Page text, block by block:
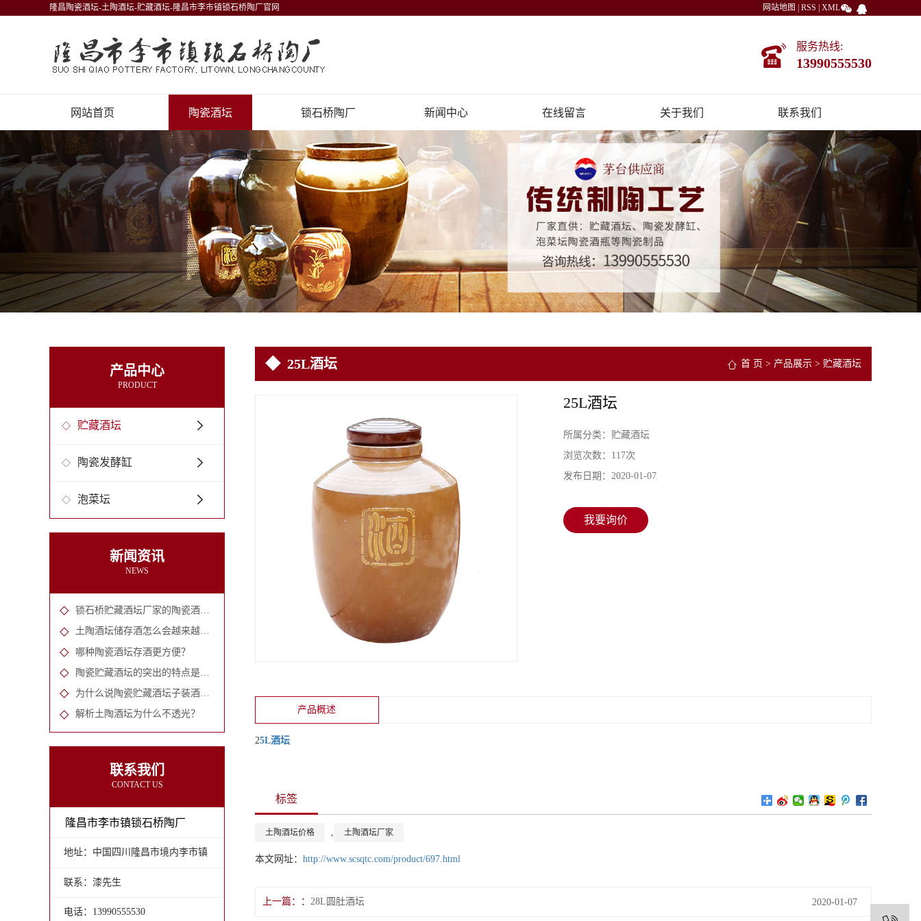
隆昌陶瓷酒坛-土陶酒坛-贮藏酒坛-隆昌市李市镇锁石桥陶厂官网 网站地图 RSS XML
服务热线:
13990555530
网站首页 陶瓷酒坛 锁石桥陶厂 新闻中心 在线留言 关于我们 联系我们
产品中心
PRODUCT
贮藏酒坛
陶瓷发酵缸
泡菜坛
新闻资讯
NEWS
锁石桥贮藏酒坛厂家的陶瓷酒坛的六大优势
土陶酒坛储存酒怎么会越来越香？
哪种陶瓷酒坛存酒更方便？
陶瓷贮藏酒坛的突出的特点是什么？
为什么说陶瓷贮藏酒坛子装酒好呢?
解析土陶酒坛为什么不透光？
联系我们
CONTACT US
隆昌市李市镇锁石桥陶厂
地址：中国四川隆昌市境内李市镇
联系：漆先生
电话：13990555530
25L酒坛 首 页 > 产品展示 > 贮藏酒坛
25L酒坛
所属分类： 贮藏酒坛
浏览次数： 117次
发布日期： 2020-01-07
我要询价
产品概述
25L酒坛
标签
土陶酒坛价格 , 土陶酒坛厂家
本文网址： http://www.scsqtc.com/product/697.html
上一篇： 28L圆肚酒坛 2020-01-07